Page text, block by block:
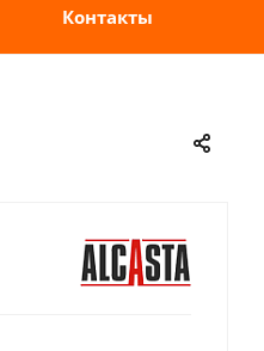
Контакты